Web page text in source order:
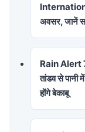
अवसर, जानें
Rain Alert
तांडव से पानी
होंगे बेकाबू